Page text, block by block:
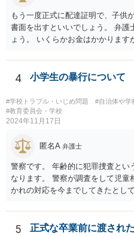
もう一度正式に配達証明で、子供
書面を出すといいでしょう。 弁護
ょう。 いくらかお金はかかりま
4 小学生の暴行について
#学校トラブル・いじめ問題
#自治体や学
#教育委員会・学校
2024年11月17日
匿名A 弁護士
警察です。 年齢的に犯罪捜査とい
なります。 警察が調査をして児童
かれの対応を今までしてきたとし
る生徒が複数名ということであれ
われます。
5
正式な卒業前に渡され